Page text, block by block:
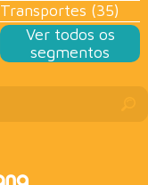
Transportes (35)
Ver todos os
segmentos